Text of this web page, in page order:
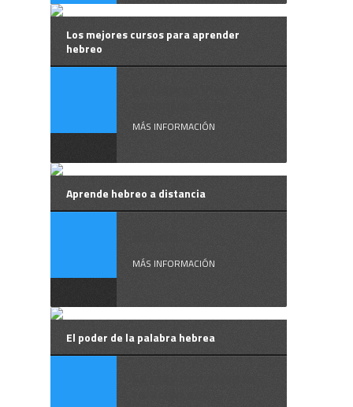
Los mejores cursos para aprender
hebreo
MÁS INFORMACIÓN
Aprende hebreo a distancia
MÁS INFORMACIÓN
El poder de la palabra hebrea